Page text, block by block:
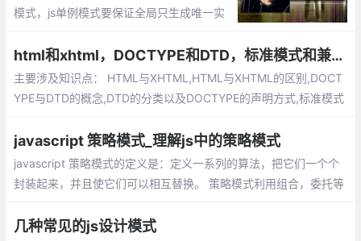
模式，js单例模式要保证全局只生成唯一实
不同于静态类，我们可以延迟单例对象的初
始化，通常这种情况发生在我们需要等待加
载创建单例的依赖。
html和xhtml，DOCTYPE和DTD，标准模式和兼容模式
主要涉及知识点： HTML与XHTML,HTML与XHTML的区别,DOCT
YPE与DTD的概念,DTD的分类以及DOCTYPE的声明方式,标准模式
andard Mode）和兼容模式（Quircks Mode）的区别
javascript 策略模式_理解js中的策略模式
javascript 策略模式的定义是：定义一系列的算法，把它们一个个
封装起来，并且使它们可以相互替换。 策略模式利用组合，委托等
闭原则，使代码更容易理解和扩展， 策略模式中的代码可以复用。
几种常见的js设计模式